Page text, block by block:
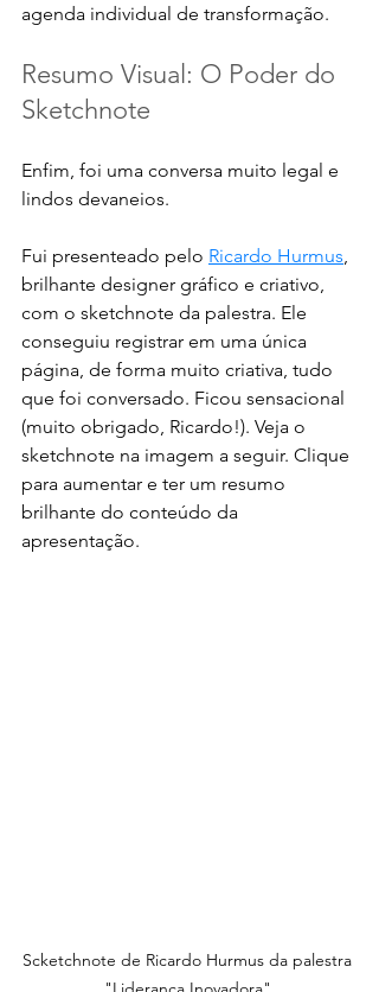
agenda individual de transformação.
Resumo Visual: O Poder do
Sketchnote
Enfim, foi uma conversa muito legal e
lindos devaneios.
Fui presenteado pelo Ricardo Hurmus
brilhante designer gráfico e criativo,
com o sketchnote da palestra. Ele
conseguiu registrar em uma única
página, de forma muito criativa, tudo
que foi conversado. Ficou sensacional
(muito obrigado, Ricardo!). Veja o
sketchnote na imagem a seguir. Clique
para aumentar e ter um resumo
brilhante do conteúdo da
apresentação.
Scketchnote de Ricardo Hurmus da palestra